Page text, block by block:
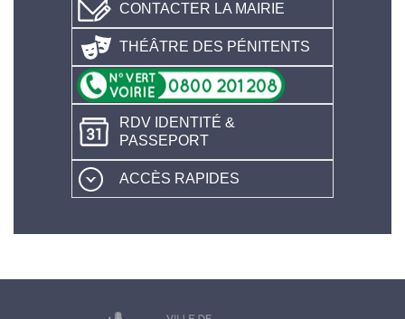
CONTACTER LA MAIRIE
THÉÂTRE DES PÉNITENTS
RDV IDENTITÉ &
PASSEPORT
ACCÈS RAPIDES